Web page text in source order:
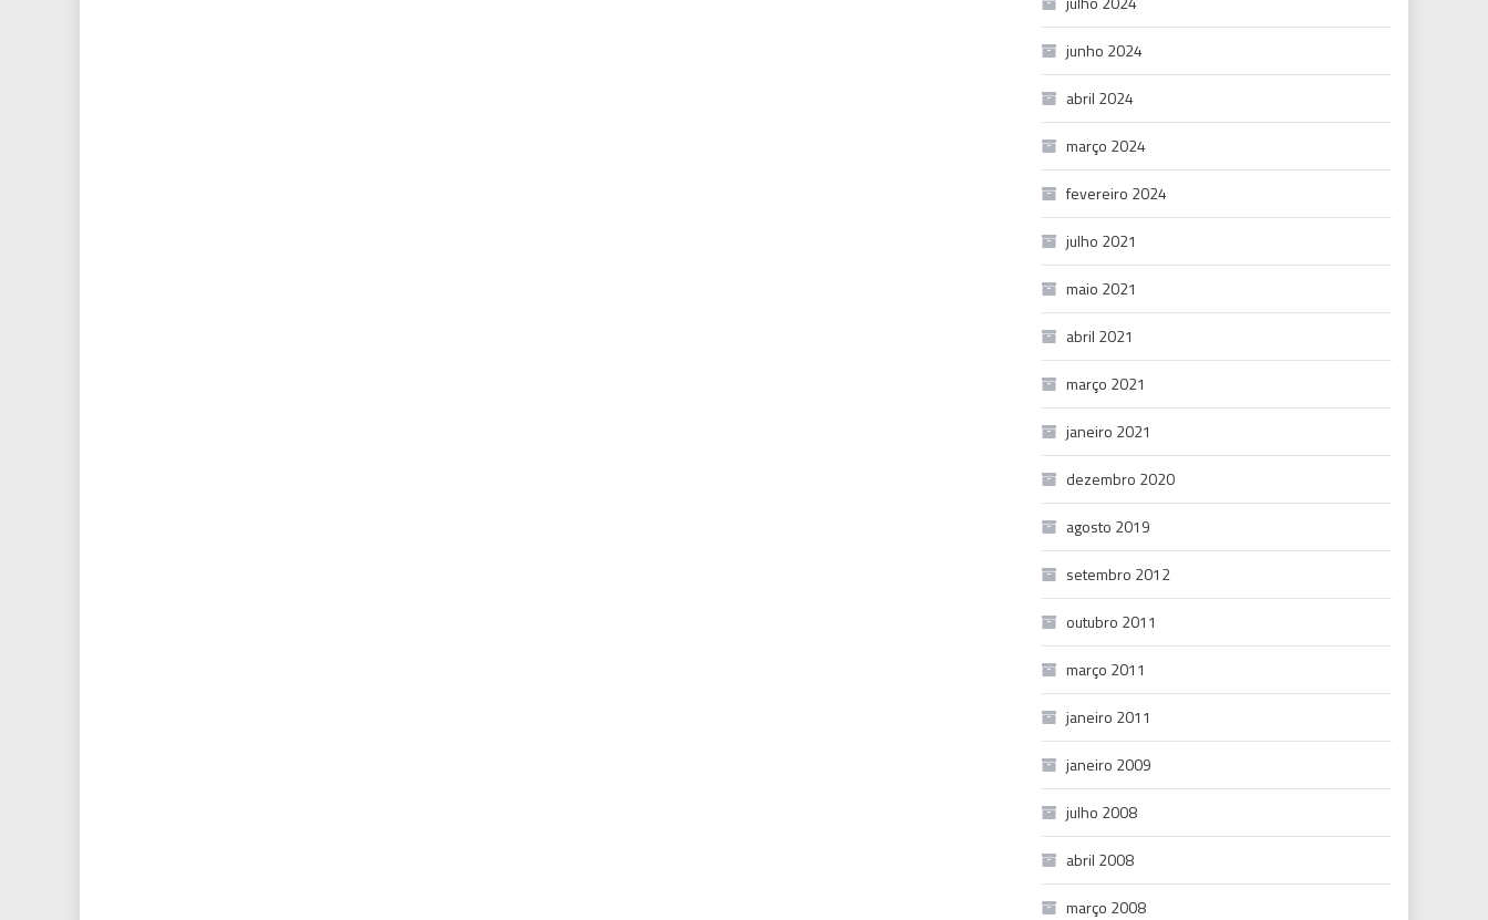
junho 2024
abril 2024
março 2024
fevereiro 2024
julho 2021
maio 2021
abril 2021
março 2021
janeiro 2021
dezembro 2020
agosto 2019
setembro 2012
outubro 2011
março 2011
janeiro 2011
janeiro 2009
julho 2008
abril 2008
março 2008